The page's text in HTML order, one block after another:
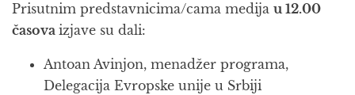
Prisutnim predstavnicima/cama medija u 12.00
časova izjave su dali:
Antoan Avinjon, menadžer programa,
Delegacija Evropske unije u Srbiji